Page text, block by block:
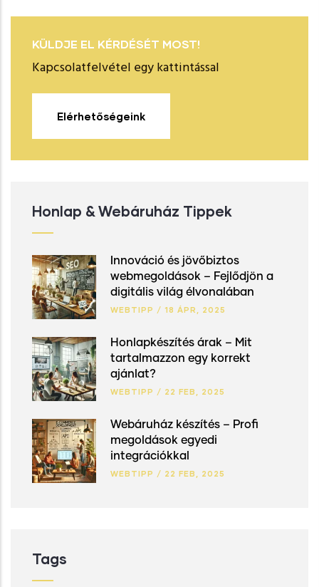
KÜLDJE EL KÉRDÉSÉT MOST!
Kapcsolatfelvétel egy kattintással
Elérhetőségeink
Honlap & Webáruház Tippek
Innováció és jövőbiztos
webmegoldások – Fejlődjön a
digitális világ élvonalában
WEBTIPP / 18 ÁPR, 2025
Honlapkészítés árak – Mit
tartalmazzon egy korrekt
ajánlat?
WEBTIPP / 22 FEB, 2025
Webáruház készítés – Profi
megoldások egyedi
integrációkkal
WEBTIPP / 22 FEB, 2025
Tags